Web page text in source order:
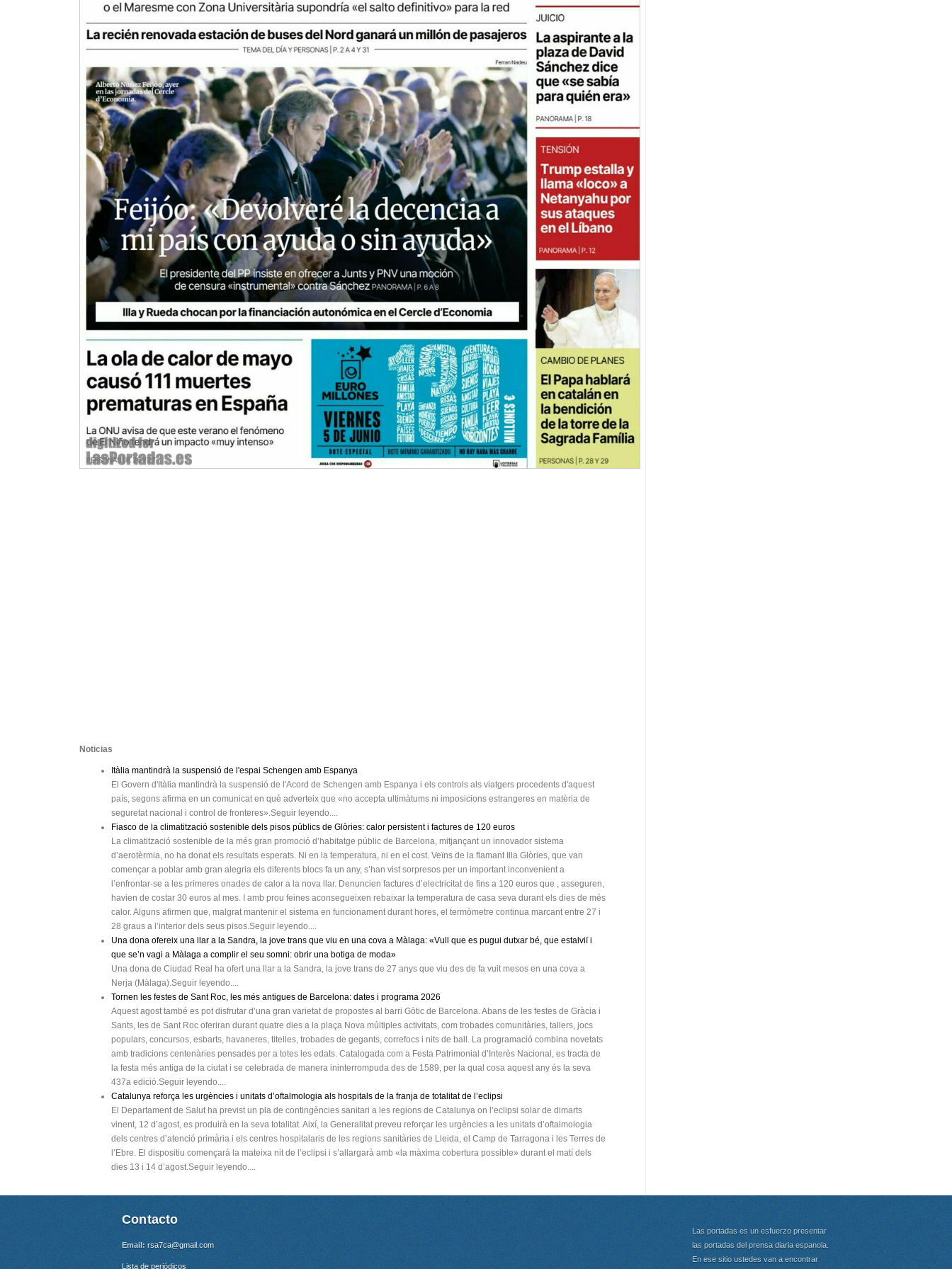
Noticias
Itàlia mantindrà la suspensió de l'espai Schengen amb Espanya
El Govern d'Itàlia mantindrà la suspensió de l'Acord de Schengen amb Espanya i els controls als viatgers procedents d'aquest
país, segons afirma en un comunicat en què adverteix que «no accepta ultimàtums ni imposicions estrangeres en matèria de
seguretat nacional i control de fronteres».Seguir leyendo....
Fiasco de la climatització sostenible dels pisos públics de Glòries: calor persistent i factures de 120 euros
La climatització sostenible de la més gran promoció d’habitatge públic de Barcelona, mitjançant un innovador sistema
d’aerotèrmia, no ha donat els resultats esperats. Ni en la temperatura, ni en el cost. Veïns de la flamant Illa Glòries, que van
començar a poblar amb gran alegria els diferents blocs fa un any, s’han vist sorpresos per un important inconvenient a
l’enfrontar-se a les primeres onades de calor a la nova llar. Denuncien factures d’electricitat de fins a 120 euros que , asseguren,
havien de costar 30 euros al mes. I amb prou feines aconsegueixen rebaixar la temperatura de casa seva durant els dies de més
calor. Alguns afirmen que, malgrat mantenir el sistema en funcionament durant hores, el termòmetre continua marcant entre 27 i
28 graus a l’interior dels seus pisos.Seguir leyendo....
Una dona ofereix una llar a la Sandra, la jove trans que viu en una cova a Màlaga: «Vull que es pugui dutxar bé, que estalviï i
que se’n vagi a Màlaga a complir el seu somni: obrir una botiga de moda»
Una dona de Ciudad Real ha ofert una llar a la Sandra, la jove trans de 27 anys que viu des de fa vuit mesos en una cova a
Nerja (Màlaga).Seguir leyendo....
Tornen les festes de Sant Roc, les més antigues de Barcelona: dates i programa 2026
Aquest agost també es pot disfrutar d’una gran varietat de propostes al barri Gòtic de Barcelona. Abans de les festes de Gràcia i
Sants, les de Sant Roc oferiran durant quatre dies a la plaça Nova múltiples activitats, com trobades comunitàries, tallers, jocs
populars, concursos, esbarts, havaneres, titelles, trobades de gegants, correfocs i nits de ball. La programació combina novetats
amb tradicions centenàries pensades per a totes les edats. Catalogada com a Festa Patrimonial d’Interès Nacional, es tracta de
la festa més antiga de la ciutat i se celebrada de manera ininterrompuda des de 1589, per la qual cosa aquest any és la seva
437a edició.Seguir leyendo....
Catalunya reforça les urgències i unitats d’oftalmologia als hospitals de la franja de totalitat de l’eclipsi
El Departament de Salut ha previst un pla de contingències sanitari a les regions de Catalunya on l’eclipsi solar de dimarts
vinent, 12 d’agost, es produirà en la seva totalitat. Així, la Generalitat preveu reforçar les urgències a les unitats d’oftalmologia
dels centres d’atenció primària i els centres hospitalaris de les regions sanitàries de Lleida, el Camp de Tarragona i les Terres de
l’Ebre. El dispositiu començarà la mateixa nit de l’eclipsi i s’allargarà amb «la màxima cobertura possible» durant el matí dels
dies 13 i 14 d’agost.Seguir leyendo....
Contacto
Email: rsa7ca@gmail.com
Lista de periódicos
Las portadas es un esfuerzo presentar
las portadas del prensa diaria espanola.
En ese sitio ustedes van a encontrar